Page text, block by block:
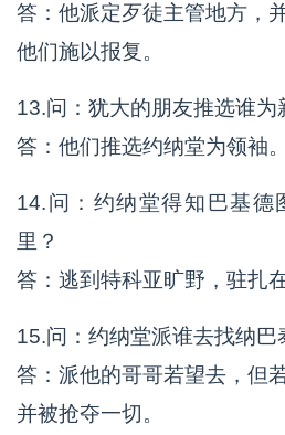
答：他派定歹徒主管地方，
他们施以报复。
13.问：犹大的朋友推选谁为
答：他们推选约纳堂为领袖。
14.问：约纳堂得知巴基德
里？
答：逃到特科亚旷野，驻扎
15.问：约纳堂派谁去找纳巴
答：派他的哥哥若望去，但
并被抢夺一切。